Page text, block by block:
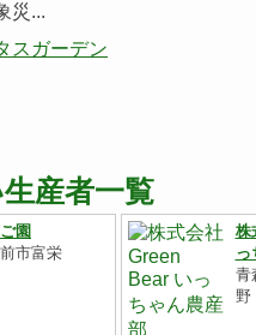
災...
スガーデン
産者一覧
園
市富栄
株
っ
青
野